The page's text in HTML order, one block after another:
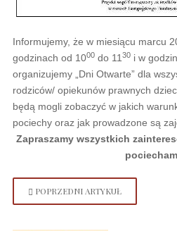
Informujemy, że w miesiącu marcu
godzinach od 1000do 11 30i w
organizujemy „Dni Otwarte” dla
rodziców/ opiekunów prawnych
będą mogli zobaczyć w jakich
pociechy oraz jak prowadzone są
Zapraszamy wszystkich
POPRZEDNI ARTYKUŁ